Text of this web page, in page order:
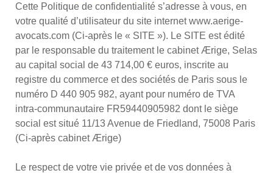
Cette Politique de confidentialité s’adresse à vous, en
votre qualité d’utilisateur du site internet www.aerige-
avocats.com (Ci-après le « SITE »). Le SITE est édité
par le responsable du traitement le cabinet Ærige, Selas
au capital social de 43 714,00 € euros, inscrite au
registre du commerce et des sociétés de Paris sous le
numéro D 440 905 982, ayant pour numéro de TVA
intra-communautaire FR59440905982 dont le siège
social est situé 11/13 Avenue de Friedland, 75008 Paris
(Ci-après cabinet Ærige)
Le respect de votre vie privée et de vos données à